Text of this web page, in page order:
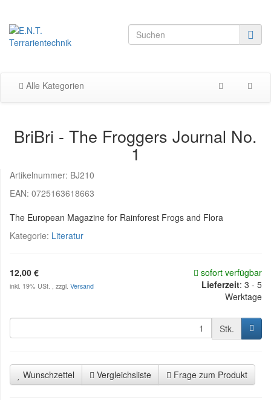
Alle Kategorien
BriBri - The Froggers Journal No.
1
Artikelnummer: BJ210
EAN: 0725163618663
The European Magazine for Rainforest Frogs and Flora
Kategorie: Literatur
12,00 €
inkl. 19% USt. , zzgl. Versand
sofort verfügbar
Lieferzeit: 3 - 5
Werktage
Stk.
Wunschzettel Vergleichsliste Frage zum Produkt